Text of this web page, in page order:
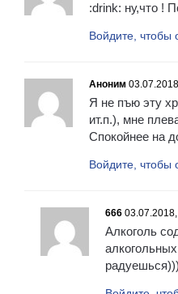
:drink: ну,что !
Войдите, чтобы
Аноним
Я не пъю эту
ит.п.), мне
Спокойнее на
Войдите, чтобы
666
Алкоголь
радуешься)))